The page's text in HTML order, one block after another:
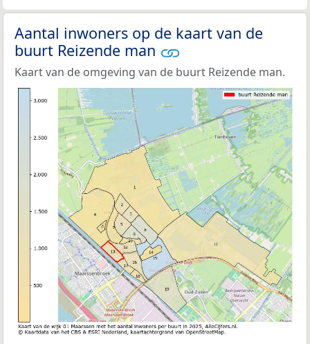
Aantal inwoners op de kaart van de
buurt Reizende man
Kaart van de omgeving van de buurt Reizende man.